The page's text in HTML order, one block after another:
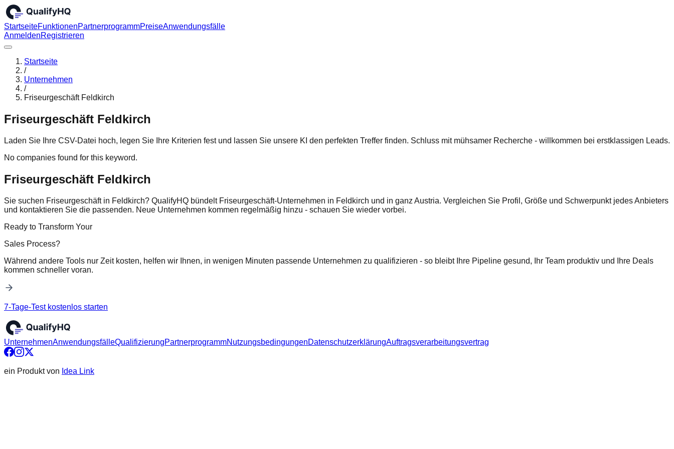
StartseiteFunktionenPartnerprogrammPreiseAnwendungsfälle
AnmeldenRegistrieren
Startseite
/
Unternehmen
/
Friseurgeschäft Feldkirch
Friseurgeschäft Feldkirch
Laden Sie Ihre CSV-Datei hoch, legen Sie Ihre Kriterien fest und lassen Sie unsere KI den perfekten Treffer finden. Schluss mit mühsamer Recherche - willkommen bei erstklassigen Leads.
No companies found for this keyword.
Friseurgeschäft Feldkirch
Sie suchen Friseurgeschäft in Feldkirch? QualifyHQ bündelt Friseurgeschäft-Unternehmen in Feldkirch und in ganz Austria. Vergleichen Sie Profil, Größe und Schwerpunkt jedes Anbieters
und kontaktieren Sie die passenden. Neue Unternehmen kommen regelmäßig hinzu - schauen Sie wieder vorbei.
Ready to Transform Your
Sales Process?
Während andere Tools nur Zeit kosten, helfen wir Ihnen, in wenigen Minuten passende Unternehmen zu qualifizieren - so bleibt Ihre Pipeline gesund, Ihr Team produktiv und Ihre Deals
kommen schneller voran.
7-Tage-Test kostenlos starten
UnternehmenAnwendungsfälleQualifizierungPartnerprogrammNutzungsbedingungenDatenschutzerklärungAuftragsverarbeitungsvertrag
ein Produkt von Idea Link